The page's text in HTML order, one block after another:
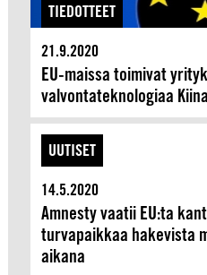
TIEDOTTEET
21.9.2020
EU-maissa toimivat
valvontateknologiaa
UUTISET
14.5.2020
Amnesty vaatii EU:ta
turvapaikkaa hakevista
aikana